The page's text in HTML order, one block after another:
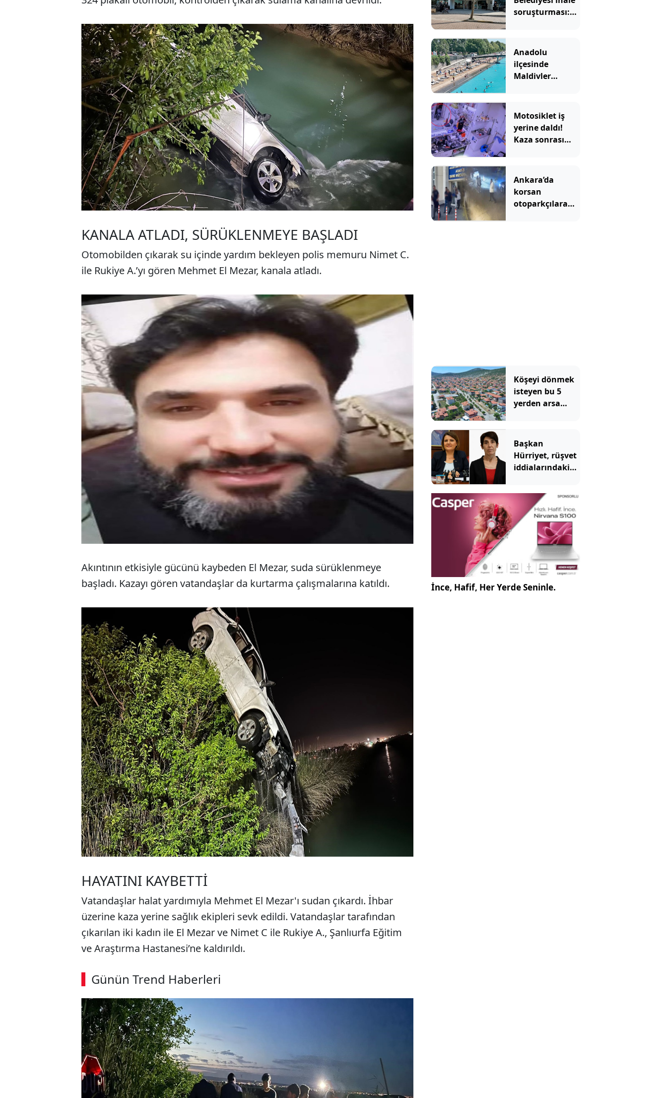
KANALA ATLADI, SÜRÜKLENMEYE BAŞLADI
Otomobilden çıkarak su içinde yardım bekleyen polis memuru Nimet C.
ile Rukiye A.’yı gören Mehmet El Mezar, kanala atladı.
Akıntının etkisiyle gücünü kaybeden El Mezar, suda sürüklenmeye
başladı. Kazayı gören vatandaşlar da kurtarma çalışmalarına katıldı.
HAYATINI KAYBETTİ
Vatandaşlar halat yardımıyla Mehmet El Mezar'ı sudan çıkardı. İhbar
üzerine kaza yerine sağlık ekipleri sevk edildi. Vatandaşlar tarafından
çıkarılan iki kadın ile El Mezar ve Nimet C ile Rukiye A., Şanlıurfa Eğitim
ve Araştırma Hastanesi’ne kaldırıldı.
Günün Trend Haberleri
00:02 / 09:08
soruşturması:
edildi
Anadolu
ilçesinde
Maldivler
ediyor
Motosiklet iş
yerine daldı!
Kaza sonrası
Ankara’da
korsan
otoparkçılara
Köşeyi dönmek
isteyen bu 5
yerden arsa
kahve parasına
Başkan
Hürriyet, rüşvet
iddialarındaki
tutuklanmadan
önce görevden
almış
İnce, Hafif, Her Yerde Seninle.